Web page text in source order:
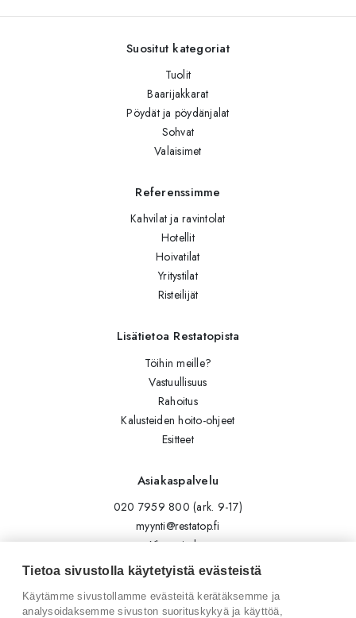
Suositut kategoriat
Tuolit
Baarijakkarat
Pöydät ja pöydänjalat
Sohvat
Valaisimet
Referenssimme
Kahvilat ja ravintolat
Hotellit
Hoivatilat
Yritystilat
Risteilijät
Lisätietoa Restatopista
Töihin meille?
Vastuullisuus
Rahoitus
Kalusteiden hoito-ohjeet
Esitteet
Asiakaspalvelu
020 7959 800 (ark. 9-17)
myynti@restatop.fi
Yhteystiedot
Lähetä viesti
Seuraa meitä
Tietoa sivustolla käytetyistä evästeistä
Käytämme sivustollamme evästeitä kerätäksemme ja
analysoidaksemme sivuston suorituskykyä ja käyttöä,